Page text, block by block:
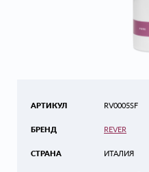
АРТИКУЛ
БРЕНД
СТРАНА
RV0005SF
REVER
ИТАЛИЯ